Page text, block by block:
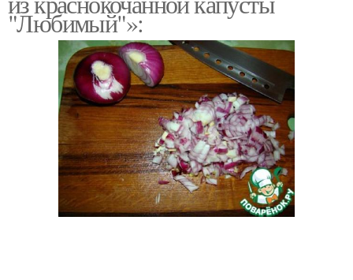
Капуста в домашних
условиях
Капуста с яблоками
Краснокочанная капуста
Заготовки из
краснокочанной
капусты
"Любимый"»: